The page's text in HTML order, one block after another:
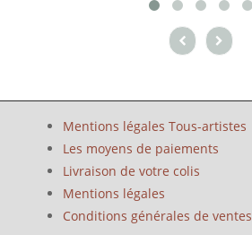
Mentions légales Tous-artistes
Les moyens de paiements
Livraison de votre colis
Mentions légales
Conditions générales de ventes